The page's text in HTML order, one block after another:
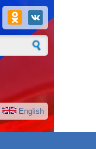
English